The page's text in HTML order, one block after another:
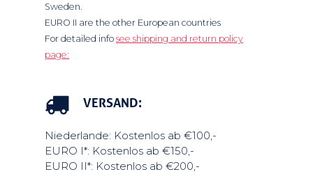
Sweden.
EURO II are the other European countries
For detailed infosee shipping and return policy
page:
VERSAND:
Niederlande: Kostenlos ab €100,-
EURO I*: Kostenlos ab €150,-
EURO II*: Kostenlos ab €200,-
Home
Lid worden
Sponsors